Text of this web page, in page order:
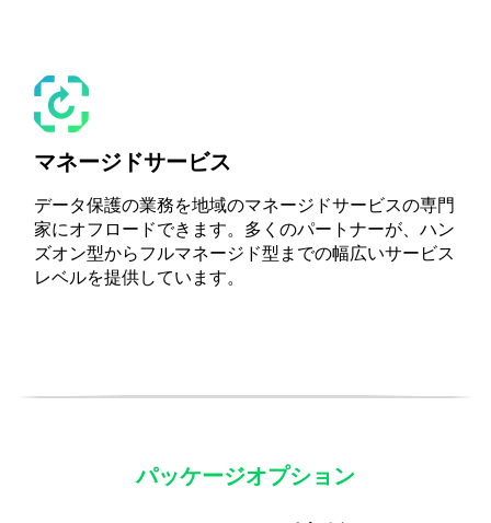
マネージドサービス
データ保護の業務を地域のマネージドサービスの専門
家にオフロードできます。多くのパートナーが、ハン
ズオン型からフルマネージド型までの幅広いサービス
レベルを提供しています。
パッケージオプション